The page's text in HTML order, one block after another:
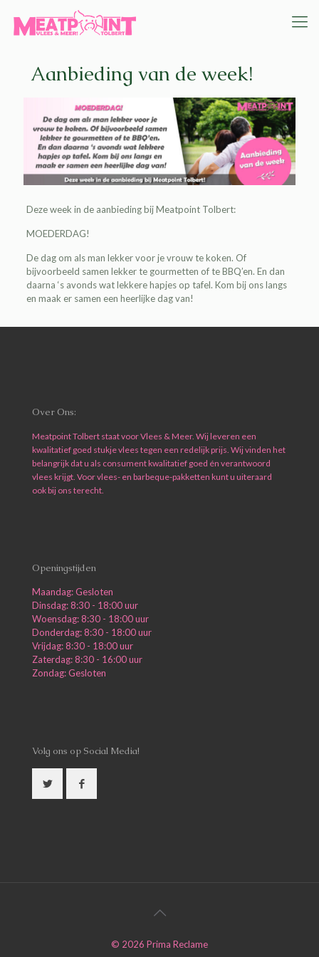
Aanbieding van de week!
Deze week in de aanbieding bij Meatpoint Tolbert:
MOEDERDAG!
De dag om als man lekker voor je vrouw te koken. Of
bijvoorbeeld samen lekker te gourmetten of te BBQ’en. En dan
daarna ‘s avonds wat lekkere hapjes op tafel. Kom bij ons langs
en maak er samen een heerlijke dag van!
Over Ons:
Meatpoint Tolbert staat voor Vlees & Meer. Wij leveren een
kwalitatief goed stukje vlees tegen een redelijk prijs. Wij vinden het
belangrijk dat u als consument kwalitatief goed én verantwoord
vlees krijgt. Voor vlees- en barbeque-pakketten kunt u uiteraard
ook bij ons terecht.
Openingstijden
Maandag: Gesloten
Dinsdag: 8:30 - 18:00 uur
Woensdag: 8:30 - 18:00 uur
Donderdag: 8:30 - 18:00 uur
Vrijdag: 8:30 - 18:00 uur
Zaterdag: 8:30 - 16:00 uur
Zondag: Gesloten
Volg ons op Social Media!
© 2026 Prima Reclame